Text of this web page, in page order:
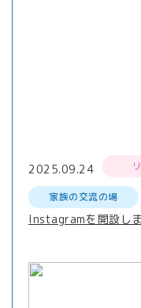
2025.09.24
家族の交流の場
Instagramを開設し